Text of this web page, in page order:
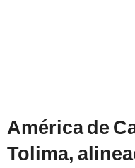
América de
Tolima,